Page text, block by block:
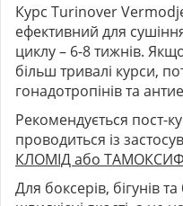
Курс Turinover
ефективний для
циклу – 6-8 тижнів.
більш тривалі курси,
гонадотропінів та
Рекомендується пост-
проводиться із
КЛОМІД або
Для боксерів, бігунів